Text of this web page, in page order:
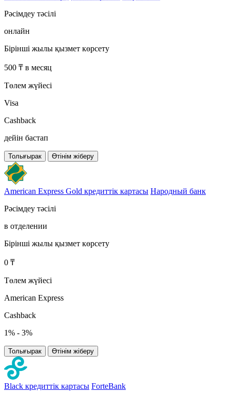
Рәсімдеу тәсілі
онлайн
Бірінші жылы қызмет көрсету
500 ₸ в месяц
Төлем жүйесі
Visa
Cashback
дейін бастап
Толығырак Өтінім жіберу
American Express Gold кредиттік картасы Народный банк
Рәсімдеу тәсілі
в отделении
Бірінші жылы қызмет көрсету
0 ₸
Төлем жүйесі
American Express
Cashback
1% - 3%
Толығырак Өтінім жіберу
Black кредиттік картасы ForteBank